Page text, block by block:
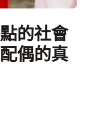
的社會
偶的真